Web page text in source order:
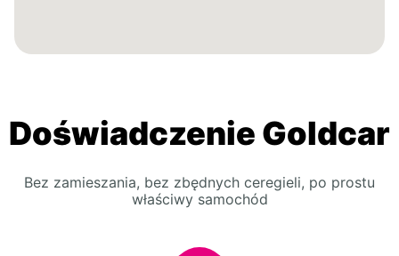
Doświadczenie Goldcar
Bez zamieszania, bez zbędnych ceregieli, po prostu
właściwy samochód